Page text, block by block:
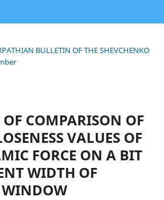
BULLETIN OF THE SHEVCHENKO
COMPARISON OF
VALUES OF
FORCE ON A BIT
WIDTH OF